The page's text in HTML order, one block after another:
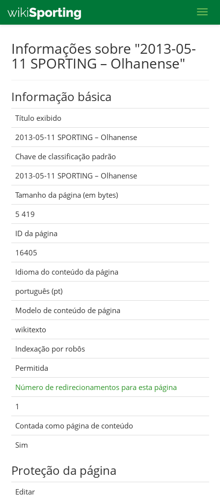
main
Informações sobre "2013-05-
11 SPORTING – Olhanense"
Informação básica
Título exibido
2013-05-11 SPORTING – Olhanense
Chave de classificação padrão
2013-05-11 SPORTING – Olhanense
Tamanho da página (em bytes)
5 419
ID da página
16405
Idioma do conteúdo da página
português (pt)
Modelo de conteúdo de página
wikitexto
Indexação por robôs
Permitida
Número de redirecionamentos para esta página
1
Contada como página de conteúdo
Sim
Proteção da página
Editar